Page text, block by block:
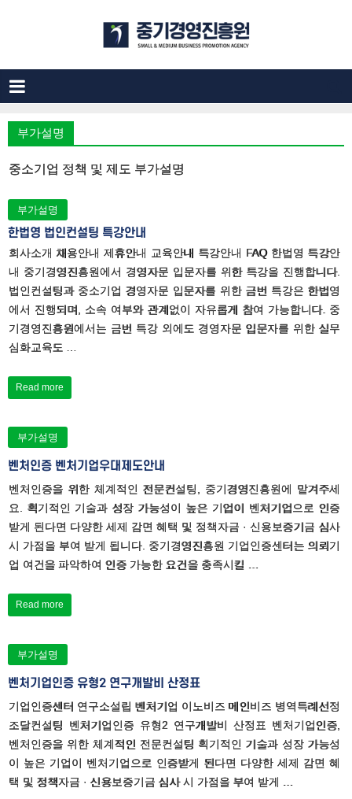
부가설명
중소기업 정책 및 제도 부가설명
부가설명
한법영 법인컨설팅 특강안내
회사소개 채용안내 제휴안내 교육안내 특강안내 FAQ 한법영 특강안
내 중기경영진흥원에서 경영자문 입문자를 위한 특강을 진행합니다.
법인컨설팅과 중소기업 경영자문 입문자를 위한 금번 특강은 한법영
에서 진행되며, 소속 여부와 관계없이 자유롭게 참여 가능합니다. 중
기경영진흥원에서는 금번 특강 외에도 경영자문 입문자를 위한 실무
심화교육도 …
Read more
부가설명
벤처인증 벤처기업우대제도안내
벤처인증을 위한 체계적인 전문컨설팅, 중기경영진흥원에 맡겨주세
요. 획기적인 기술과 성장 가능성이 높은 기업이 벤처기업으로 인증
받게 된다면 다양한 세제 감면 혜택 및 정책자금 · 신용보증기금 심사
시 가점을 부여 받게 됩니다. 중기경영진흥원 기업인증센터는 의뢰기
업 여건을 파악하여 인증 가능한 요건을 충족시킬 …
Read more
부가설명
벤처기업인증 유형2 연구개발비 산정표
기업인증센터 연구소설립 벤처기업 이노비즈 메인비즈 병역특례선정
조달컨설팅 벤처기업인증 유형2 연구개발비 산정표 벤처기업인증,
벤처인증을 위한 체계적인 전문컨설팅 획기적인 기술과 성장 가능성
이 높은 기업이 벤처기업으로 인증받게 된다면 다양한 세제 감면 혜
택 및 정책자금 · 신용보증기금 심사 시 가점을 부여 받게 …